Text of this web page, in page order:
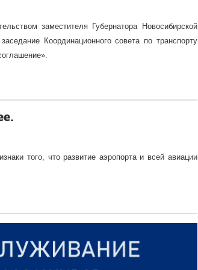
заместителя Губернатора Новосибирской
Координационного совета по транспорту
того, что развитие аэропорта и всей авиации